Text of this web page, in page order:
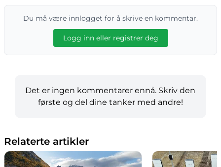
Du må være innlogget for å skrive en kommentar.
Logg inn eller registrer deg
Det er ingen kommentarer ennå. Skriv den
første og del dine tanker med andre!
Relaterte artikler